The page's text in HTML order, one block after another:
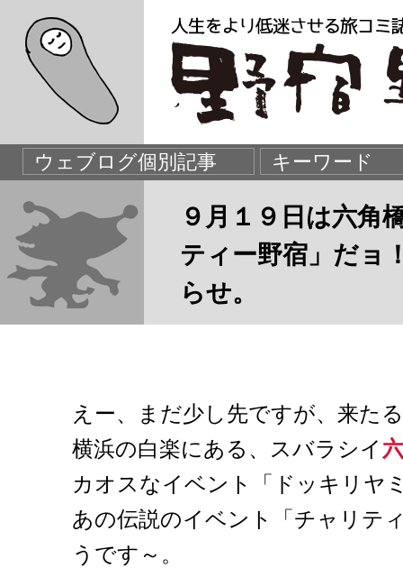
９月１９日は六角
ティー野宿」だ
らせ。
えー、まだ少し先ですが、来た
横浜の白楽にある、スバラシイ
カオスなイベント「ドッキリヤ
あの伝説のイベント「チャリテ
うです～。